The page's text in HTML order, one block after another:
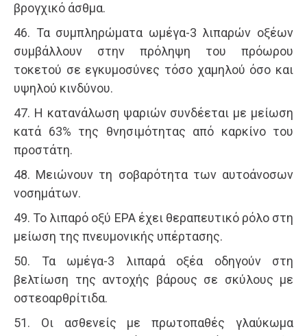
βρογχικό άσθμα.
46. Τα συμπληρώματα ωμέγα-3 λιπαρών οξέων
συμβάλλουν στην πρόληψη του πρόωρου
τοκετού σε εγκυμοσύνες τόσο χαμηλού όσο και
υψηλού κινδύνου.
47. Η κατανάλωση ψαριών συνδέεται με μείωση
κατά 63% της θνησιμότητας από καρκίνο του
προστάτη.
48. Μειώνουν τη σοβαρότητα των αυτοάνοσων
νοσημάτων.
49. Το λιπαρό οξύ ΕΡΑ έχει θεραπευτικό ρόλο στη
μείωση της πνευμονικής υπέρτασης.
50. Τα ωμέγα-3 λιπαρά οξέα οδηγούν στη
βελτίωση της αντοχής βάρους σε σκύλους με
οστεοαρθρίτιδα.
51. Οι ασθενείς με πρωτοπαθές γλαύκωμα